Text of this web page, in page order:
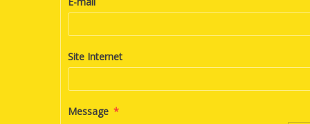
Site Internet
Message